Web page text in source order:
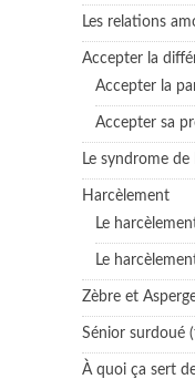
Les relations
Accepter la
Accepter la
Accepter sa
Le syndrome de
Harcèlement
Le
Le
Zèbre et
Sénior surdoué
À quoi ça sert